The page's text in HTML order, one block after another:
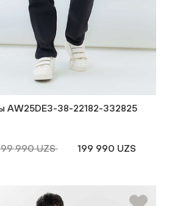
AW25DE3-38-22182-332825
990 UZS 199 990 UZS